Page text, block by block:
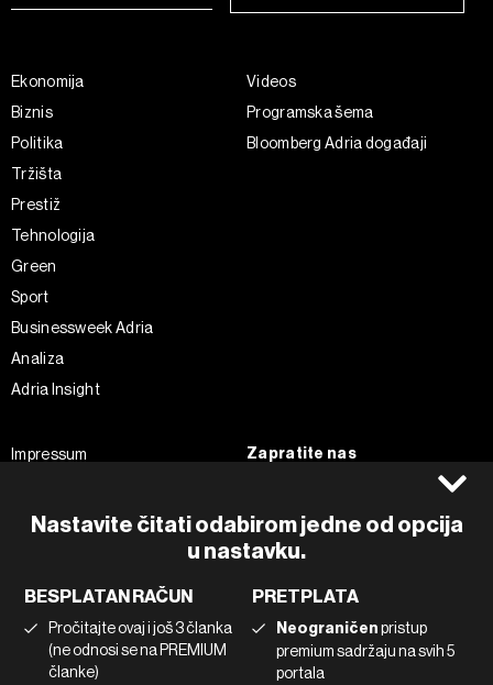
Nastavite čitati odabirom jedne od opcija
u nastavku.
BESPLATAN RAČUN
Pročitajte ovaj i još 3 članka
(ne odnosi se na PREMIUM
članke)
PRETPLATA
Neograničenpristup
premium sadržaju na svih 5
portala
Ekonomija
Biznis
Politika
Tržišta
Prestiž
Tehnologija
Green
Sport
Businessweek Adria
Analiza
Adria Insight
Videos
Programska šema
Bloomberg Adria događaji
Impressum
Pravila privatnosti
Korištenje umjetne inteligencije
Zapratite nas
Instagram
Twitter
Tiktok